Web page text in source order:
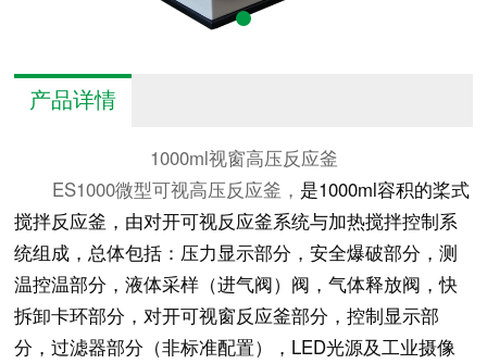
产品详情
1000ml视窗高压反应釜
ES1000微型可视高压反应釜 ， 是1000ml容积的桨式
搅拌反应釜，由对开可视反应釜系统与加热搅拌控制系
统组成，总体包括：压力显示部分，安全爆破部分，测
温控温部分，液体采样（进气阀）阀，气体释放阀，快
拆卸卡环部分，对开可视窗反应釜部分，控制显示部
分，过滤器部分（非标准配置），LED光源及工业摄像